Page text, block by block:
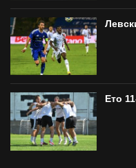
Ето